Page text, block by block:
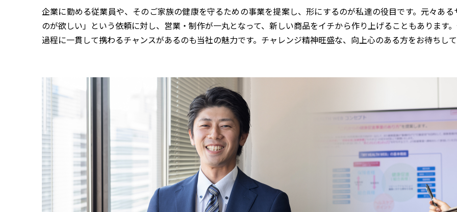
企業に勤める従業員や、そのご家族の健康を守るための事業を提案し、形にするのが私達の役目です。元々あ
のが欲しい」という依頼に対し、営業・制作が一丸となって、新しい商品をイチから作り上げることもあります
過程に一貫して携わるチャンスがあるのも当社の魅力です。チャレンジ精神旺盛な、向上心のある方をお待ちし